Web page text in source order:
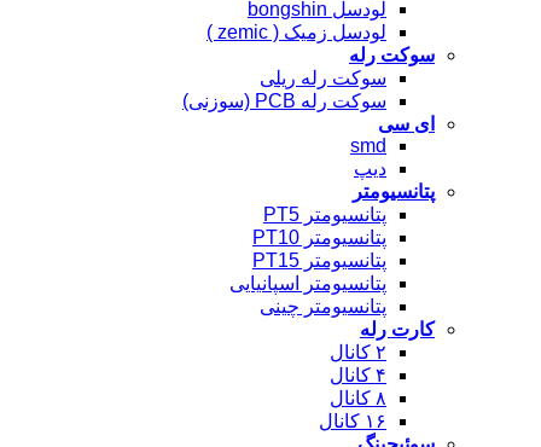
لودسل bongshin
لودسل زمیک ( zemic )
سوکت رله
سوکت رله ریلی
سوکت رله PCB (سوزنی)
ای سی
smd
دیپ
پتانسیومتر
پتانسیومتر PT5
پتانسیومتر PT10
پتانسیومتر PT15
پتانسیومتر اسپانیایی
پتانسیومتر چینی
کارت رله
۲ کانال
۴ کانال
۸ کانال
۱۶ کانال